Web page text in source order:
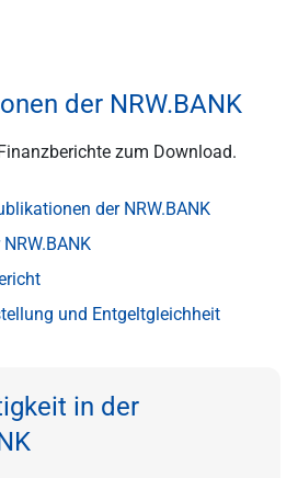
der NRW.BANK
zum Download.
der NRW.BANK
und Entgeltgleichheit
in der